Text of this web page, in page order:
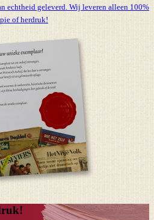
echtheid geleverd. Wij leveren alleen 100%
of herdruk!